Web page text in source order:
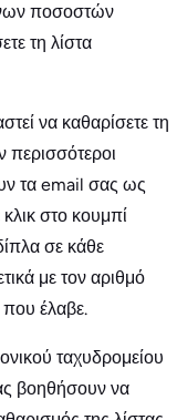
ποσοστών
τη λίστα
να καθαρίσετε τη
περισσότεροι
τα email σας ως
στο κουμπί
σε κάθε
με τον αριθμό
έλαβε.
ταχυδρομείου
βοηθήσουν να